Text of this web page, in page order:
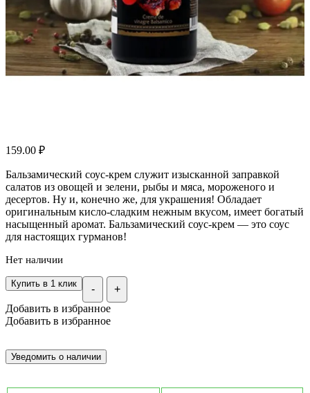
159.00 ₽
Бальзамический соус-крем служит изысканной заправкой
салатов из овощей и зелени, рыбы и мяса, мороженого и
десертов. Ну и, конечно же, для украшения! Обладает
оригинальным кисло-сладким нежным вкусом, имеет богатый
насыщенный аромат. Бальзамический соус-крем — это соус
для настоящих гурманов!
Нет наличии
- +
Купить в 1 клик
Добавить в избранное
Добавить в избранное